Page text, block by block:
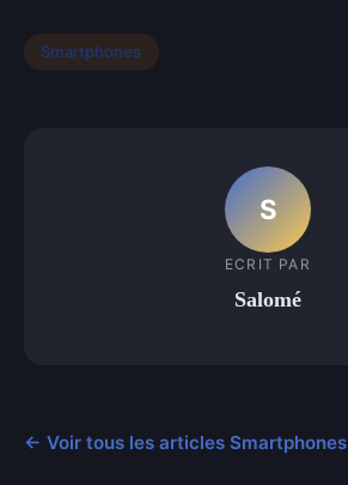
Smartphones
S
ECRIT PAR
Salomé
← Voir tous les articles Smartphones